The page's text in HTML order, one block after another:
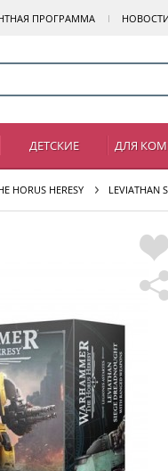
ПРОГРАММА
ДЕТСКИЕ ДЛЯ
HORUS HERESY LEVIATHAN